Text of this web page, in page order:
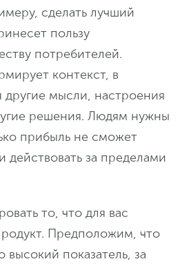
сделать лучший
пользу
потребителей.
контекст, в
мысли, настроения
решения. Людям нужны
прибыль не сможет
действовать за пределами
то, что для вас
Предположим, что
высокий показатель, за